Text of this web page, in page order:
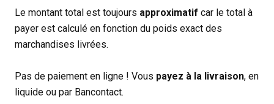
Le montant total est toujours approximatif car le total à
payer est calculé en fonction du poids exact des
marchandises livrées.
Pas de paiement en ligne ! Vous payez à la livraison, en
liquide ou par Bancontact.